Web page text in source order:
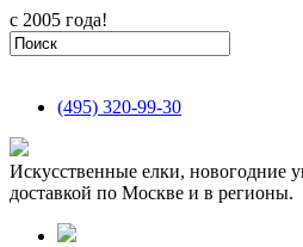
с 2005 года!
(495) 320-99-30
Искусственные елки, новогодние
доставкой по Москве и в регионы.